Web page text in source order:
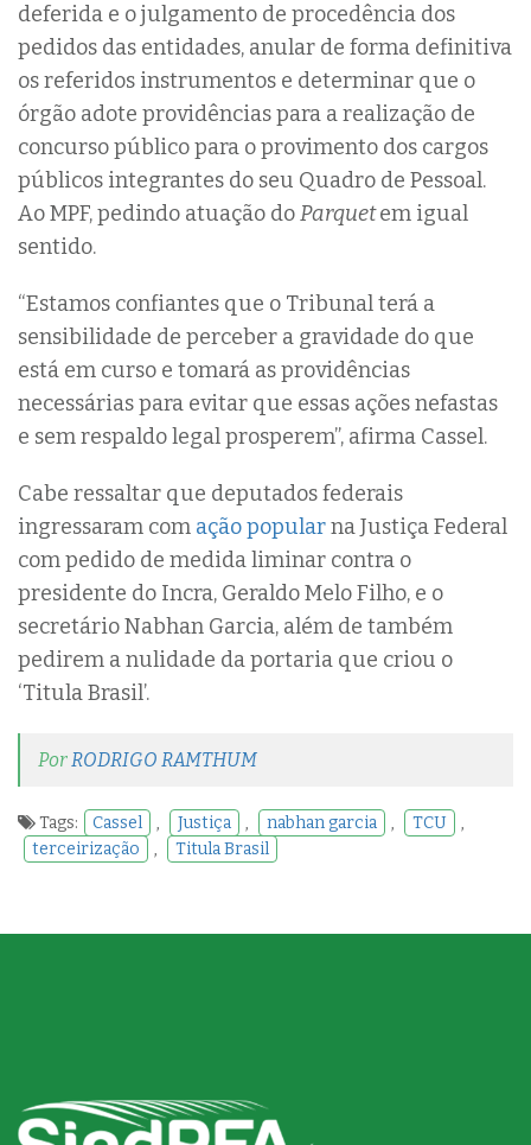
deferida e o julgamento de procedência dos
pedidos das entidades, anular de forma definitiva
os referidos instrumentos e determinar que o
órgão adote providências para a realização de
concurso público para o provimento dos cargos
públicos integrantes do seu Quadro de Pessoal.
Ao MPF, pedindo atuação doParquetem igual
sentido.
“Estamos confiantes que o Tribunal terá a
sensibilidade de perceber a gravidade do que
está em curso e tomará as providências
necessárias para evitar que essas ações nefastas
e sem respaldo legal prosperem”, afirma Cassel.
Cabe ressaltar que deputados federais
ingressaram com ação popularna Justiça Federal
com pedido de medida liminar contra o
presidente do Incra, Geraldo Melo Filho, e o
secretário Nabhan Garcia, além de também
pedirem a nulidade da portaria que criou o
‘Titula Brasil’.
PorRODRIGO RAMTHUM
Tags: Cassel , Justiça , nabhan garcia , TCU
,
terceirização
, Titula Brasil